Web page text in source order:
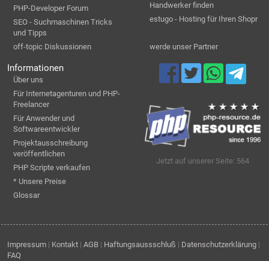
PHP-Developer Forum
SEO - Suchmaschinen Tricks
und Tipps
off-topic Diskussionen
Handwerker finden
estugo - Hosting für Ihren Shopr
werde unser Partner
Informationen
Über uns
Für Internetagenturen und PHP-
Freelancer
Für Anwender und
Softwareentwickler
Projektausschreibung
veröffentlichen
PHP Scripte verkaufen
* Unsere Preise
Glossar
Jetzt auf unserer Seite: 564
Impressum | Kontakt | AGB | Haftungsaussschluß | Datenschutzerklärung |
FAQ